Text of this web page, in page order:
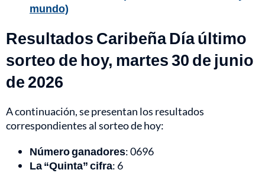
mundo)
Resultados Caribeña Día último
sorteo de hoy, martes 30 de junio
de 2026
A continuación, se presentan los resultados
correspondientes al sorteo de hoy:
Número ganadores: 0696
La “Quinta” cifra: 6